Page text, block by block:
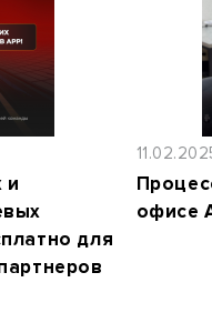
и
для
офисе